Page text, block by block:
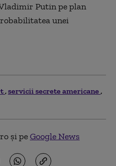
Putin pe plan
unei
servicii secrete americane
și peGoogle News